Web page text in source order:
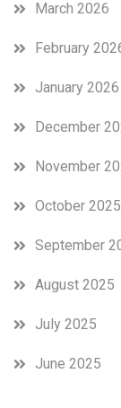
March 2026
February
January 2026
December
November
October 2025
September
August 2025
July 2025
June 2025